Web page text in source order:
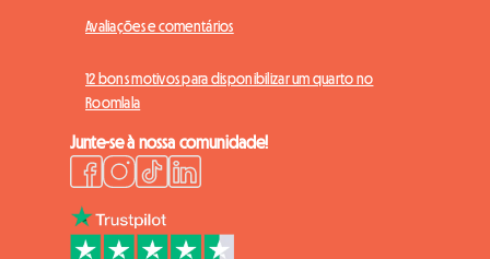
Avaliações e comentários
12 bons motivos para disponibilizar um quarto no
Roomlala
Junte-se à nossa comunidade!